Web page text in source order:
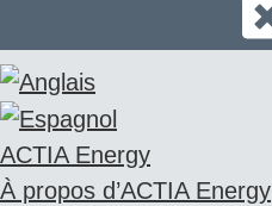
ACTIA Energy
À propos d’ACTIA Energy